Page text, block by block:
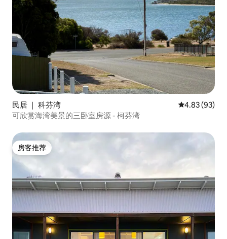
民居 ｜ 科芬湾 平均评分
4.83 (93)
可欣赏海湾美景的三卧室房源 - 柯芬湾
房客推荐
房客推荐